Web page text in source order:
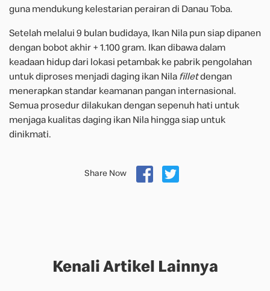
guna mendukung kelestarian perairan di Danau Toba.
Setelah melalui 9 bulan budidaya, Ikan Nila pun siap dipanen
dengan bobot akhir + 1.100 gram. Ikan dibawa dalam
keadaan hidup dari lokasi petambak ke pabrik pengolahan
untuk diproses menjadi daging ikan Nila filletdengan
menerapkan standar keamanan pangan internasional.
Semua prosedur dilakukan dengan sepenuh hati untuk
menjaga kualitas daging ikan Nila hingga siap untuk
dinikmati.
Share Now
Kenali Artikel Lainnya